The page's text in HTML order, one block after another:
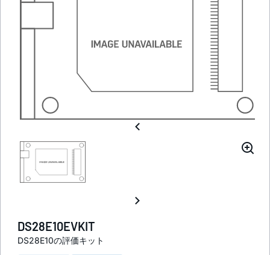
DS28E10EVKIT
DS28E10の評価キット